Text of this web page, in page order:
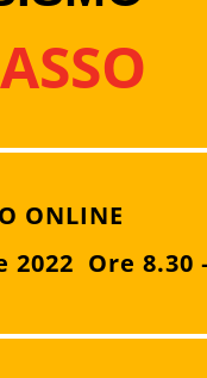
ONLINE
Ore 8.30